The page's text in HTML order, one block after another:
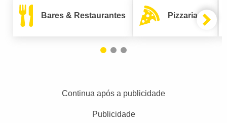
Bares & Restaurantes Pizzarias
Continua após a publicidade
Publicidade